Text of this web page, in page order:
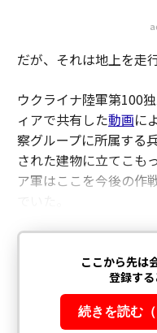
だが、それは地上を走
ウクライナ陸軍第100
ィアで共有した動画に
察グループに所属する
された建物に立てこも
ア軍はここを今後の作